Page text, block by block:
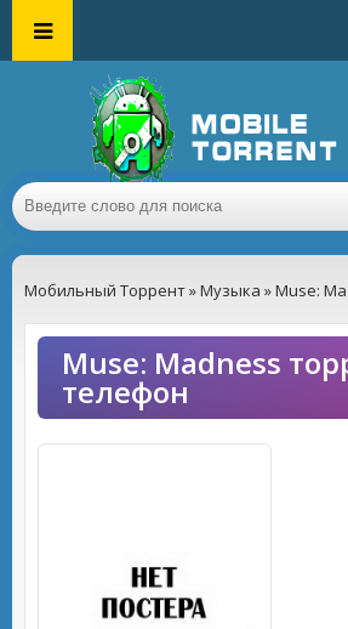
Мобильный Торрент»Музыка » Muse:
Muse: Madness
телефон